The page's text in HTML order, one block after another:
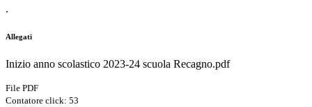
.
Allegati
Inizio anno scolastico 2023-24 scuola Recagno.pdf
File PDF
Contatore click: 53